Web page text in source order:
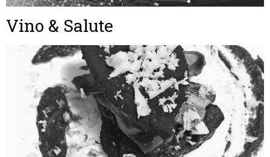
Vino & Salute